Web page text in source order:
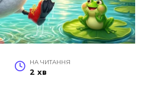
НА ЧИТАННЯ
2 хв